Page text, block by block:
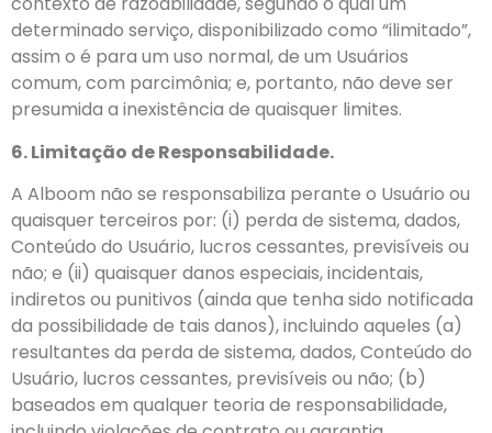
determinado serviço, disponibilizado como “ilimitado”,
assim o é para um uso normal, de um Usuários
comum, com parcimônia; e, portanto, não deve ser
presumida a inexistência de quaisquer limites.
6. Limitação de Responsabilidade.
A Alboom não se responsabiliza perante o Usuário ou
quaisquer terceiros por: (i) perda de sistema, dados,
Conteúdo do Usuário, lucros cessantes, previsíveis ou
não; e (ii) quaisquer danos especiais, incidentais,
indiretos ou punitivos (ainda que tenha sido notificada
da possibilidade de tais danos), incluindo aqueles (a)
resultantes da perda de sistema, dados, Conteúdo do
Usuário, lucros cessantes, previsíveis ou não; (b)
baseados em qualquer teoria de responsabilidade,